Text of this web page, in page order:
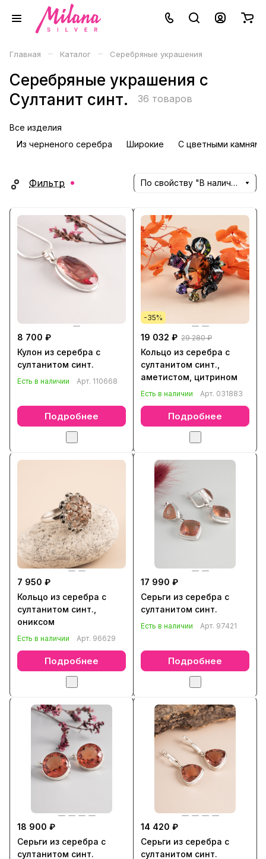
Главная – Каталог – Серебряные украшения
Серебряные украшения с
Султанит синт.
36 товаров
Все изделия
Из черненого серебра
Широкие С цветными камнями
Фильтр По свойству "В наличии" (убывание)
8 700 ₽
Кулон из серебра с
султанитом синт.
Есть в наличии Арт. 110668
Подробнее
-35%
19 032 ₽ 29 280 ₽
Кольцо из серебра с
султанитом синт.,
аметистом, цитрином
Есть в наличии Арт. 031883
Подробнее
7 950 ₽
Кольцо из серебра с
султанитом синт.,
ониксом
Есть в наличии Арт. 96629
Подробнее
17 990 ₽
Серьги из серебра с
султанитом синт.
Есть в наличии Арт. 97421
Подробнее
18 900 ₽
Серьги из серебра с
султанитом синт.
14 420 ₽
Серьги из серебра с
султанитом синт.